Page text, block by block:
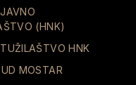
(HNK)
HNK
MOSTAR